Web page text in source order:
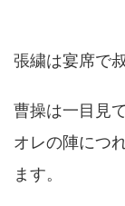
張繍は宴席で
曹操は一目見
オレの陣につ
ます。